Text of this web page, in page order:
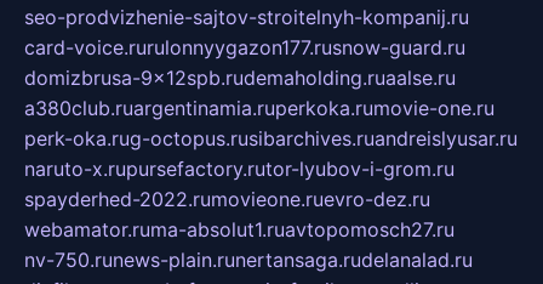
seo-prodvizhenie-sajtov-stroitelnyh-kompanij.ru
card-voice.rurulonnyygazon177.rusnow-guard.ru
domizbrusa-9x12spb.rudemaholding.ruaalse.ru
a380club.ruargentinamia.ruperkoka.rumovie-one.ru
perk-oka.rug-octopus.rusibarchives.ruandreislyusar.ru
naruto-x.rupursefactory.rutor-lyubov-i-grom.ru
spayderhed-2022.rumovieone.ruevro-dez.ru
webamator.ruma-absolut1.ruavtopomosch27.ru
nv-750.runews-plain.runertansaga.rudelanalad.ru